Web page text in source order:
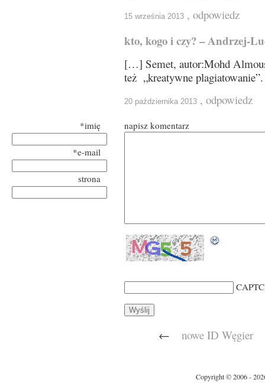
15 września 2013 , odpowiedz
kto, kogo i czy? – Andrzej-
[…] Semet, autor:Mohd
też „kreatywne
20 października 2013 , odpowiedz
*imię
*e-mail
strona
napisz komentarz
← nowe ID Węgier
Copyright © 2006 -